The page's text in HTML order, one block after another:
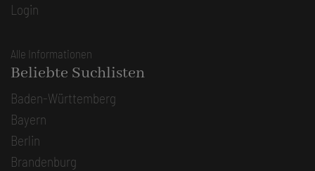
Login
Alle Informationen
Beliebte Suchlisten
Baden-Württemberg
Bayern
Berlin
Brandenburg